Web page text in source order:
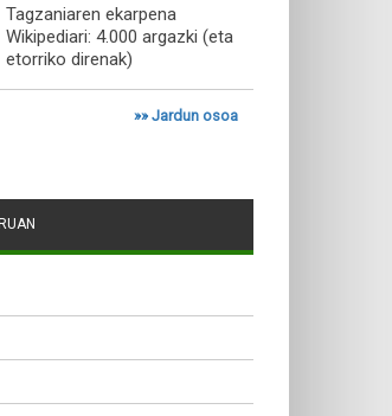
Tagzaniaren ekarpena
Wikipediari: 4.000 argazki (eta
etorriko direnak)
»»Jardun osoa